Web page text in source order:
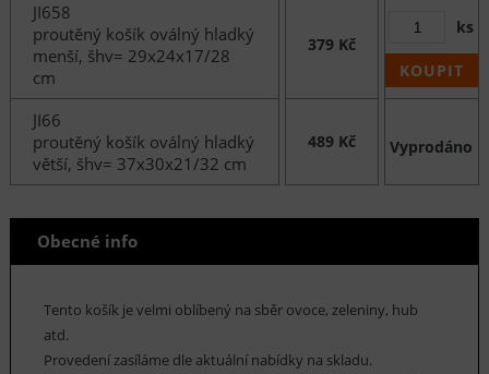
JI658
proutěný košík oválný hladký
menší, šhv= 29x24x17/28
cm
379 Kč
ks
KOUPIT
JI66
proutěný košík oválný hladký
větší, šhv= 37x30x21/32 cm
489 Kč Vyprodáno
Obecné info
Tento košík je velmi oblíbený na sběr ovoce, zeleniny, hub
atd.
Provedení zasíláme dle aktuální nabídky na skladu.